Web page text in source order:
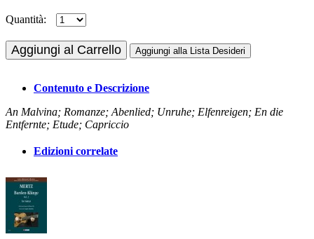
Quantità:
Aggiungi al Carrello Aggiungi alla Lista Desideri
Contenuto e Descrizione
An Malvina; Romanze; Abenlied; Unruhe; Elfenreigen; En die
Entfernte; Etude; Capriccio
Edizioni correlate